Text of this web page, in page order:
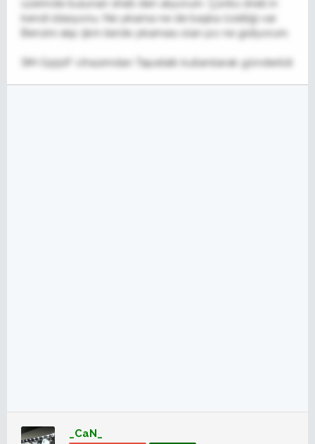
üzerinde bulunan shell den alıyorum. Çünkü shell in
kendi istasyonu. Ne yıkama ne de başka özelliği var.
Benzini alıp 5km ilerde yıkaması olan po ne gidiyorum.
SM-G950F cihazımdan Tapatalk kullanılarak gönderildi
_CaN_